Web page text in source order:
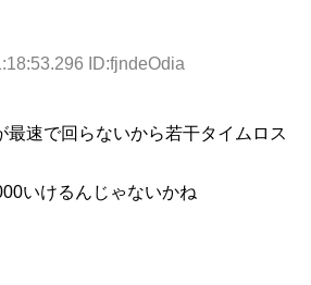
ID:fjndeOdia
最速で回らないから若干タイムロス
いけるんじゃないかね